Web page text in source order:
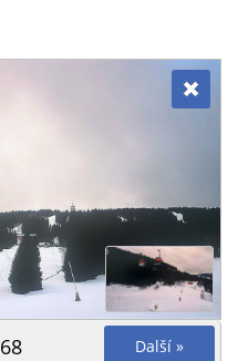
Další »